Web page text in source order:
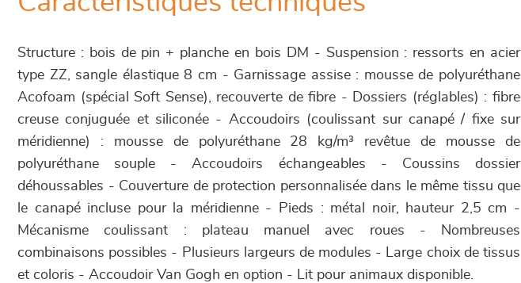
Structure : bois de pin + planche en bois DM - Suspension : ressorts en acier
type ZZ, sangle élastique 8 cm - Garnissage assise : mousse de polyuréthane
Acofoam (spécial Soft Sense), recouverte de fibre - Dossiers (réglables) : fibre
creuse conjuguée et siliconée - Accoudoirs (coulissant sur canapé / fixe sur
méridienne) : mousse de polyuréthane 28 kg/m³ revêtue de mousse de
polyuréthane souple - Accoudoirs échangeables - Coussins dossier
déhoussables - Couverture de protection personnalisée dans le même tissu que
le canapé incluse pour la méridienne - Pieds : métal noir, hauteur 2,5 cm -
Mécanisme coulissant : plateau manuel avec roues - Nombreuses
combinaisons possibles - Plusieurs largeurs de modules - Large choix de tissus
et coloris - Accoudoir Van Gogh en option - Lit pour animaux disponible.